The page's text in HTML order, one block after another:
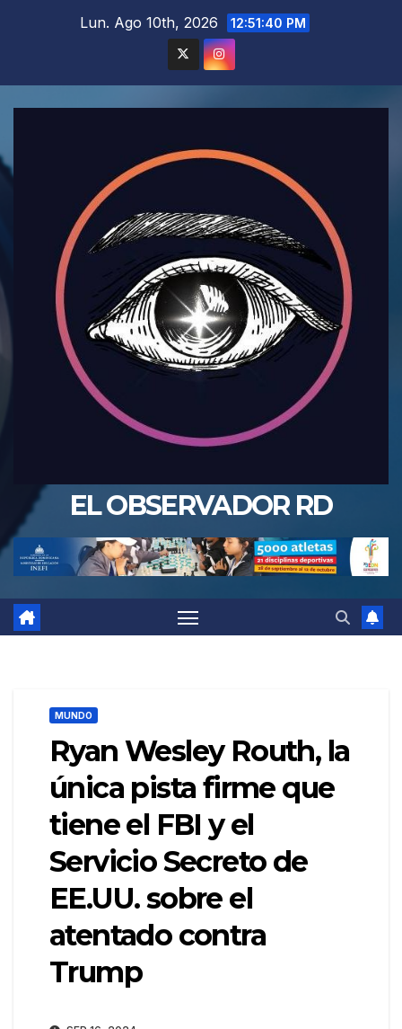
Lun. Ago 10th, 2026 12:51:42 PM
EL OBSERVADOR RD
MUNDO
Ryan Wesley Routh, la
única pista firme que
tiene el FBI y el
Servicio Secreto de
EE.UU. sobre el
atentado contra
Trump